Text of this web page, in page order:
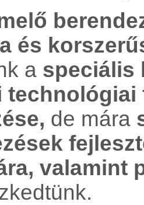
és
a speciális
de mára
valamint